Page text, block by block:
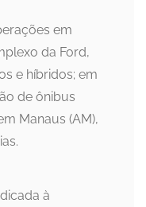
em
da Ford,
e híbridos; em
de ônibus
Manaus (AM),
à